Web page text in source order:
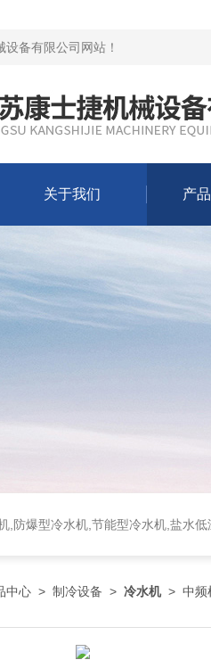
设备有限公司网站 ！
关于我们 产
,防爆型冷水机,节能型冷水机,盐水低
中心 > 制冷设备 > 冷水机> 中频